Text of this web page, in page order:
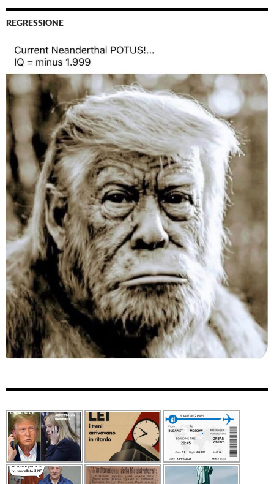
REGRESSIONE